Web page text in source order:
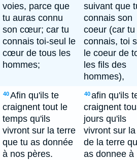
voies, parce que
tu auras connu
son cœur; car tu
connais toi-seul le
cœur de tous les
hommes;
suivant que
connais son
coeur (car tu
connais, toi
le coeur de
les fils des
hommes),
40Afin qu'ils te
craignent tout le
temps qu'ils
vivront sur la terre
que tu as donnée
à nos pères.
40afin qu'ils
craignent
jours qu'ils
vivront sur
de la terre
as donnee à